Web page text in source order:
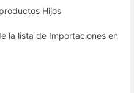
Hijos
la lista de Importaciones en